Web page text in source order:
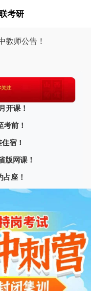
考研
教师公告！
开课！
考前！
宿！
版网课！
座！